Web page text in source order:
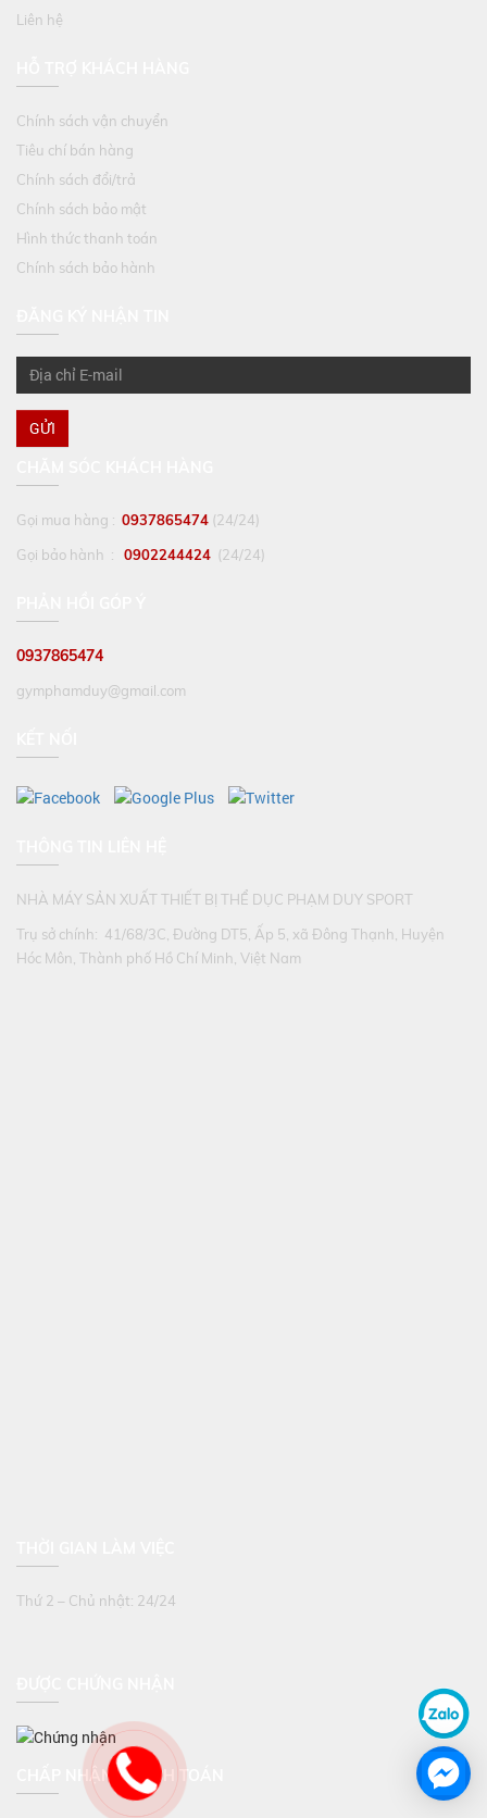
Liên hệ
Chính sách vận chuyển
Tiêu chí bán hàng
Chính sách đổi/trả
Chính sách bảo mật
Hình thức thanh toán
Chính sách bảo hành
GỬI
Gọi mua hàng : 0937865474 (24/24)
Gọi bảo hành :
0902244424 (24/24)
0937865474
gymphamduy@gmail.com
NHÀ MÁY SẢN XUẤT THIẾT BỊ THỂ DỤC PHẠM DUY SPORT
Trụ sở chính: 41/68/3C, Đường DT5, Ấp 5, xã Đông Thạnh, Huyện
Hóc Môn, Thành phố Hồ Chí Minh, Việt Nam
Thứ 2 – Chủ nhật: 24/24
CHẤP NHẬN THANH TOÁN